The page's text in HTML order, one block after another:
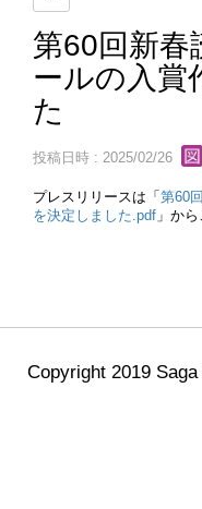
第60回新春
ールの入賞
た
投稿日時 : 2025/02/26
プレスリリースは「 第60
を決定しました.pdf 」か
Copyright 2019